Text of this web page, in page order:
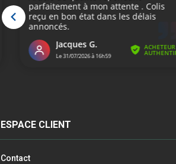
ESPACE CLIENT
Contact